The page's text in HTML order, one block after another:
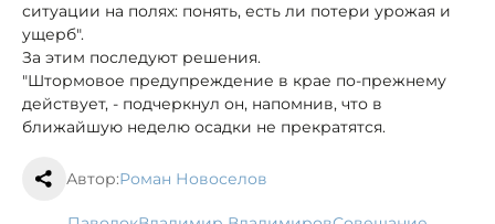
ситуации на полях: понять, есть ли потери урожая и
ущерб".
За этим последуют решения.
"Штормовое предупреждение в крае по-прежнему
действует, - подчеркнул он, напомнив, что в
ближайшую неделю осадки не прекратятся.
Автор:Роман Новоселов